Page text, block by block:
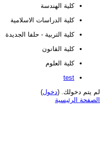
كلية الهندسة
كلية الدراسات الاسلامية
كلية التربية - حلفا الجديدة
كلية القانون
كلية العلوم
test
لم يتم دخولك. (دخول)
الصفحة الرئيسية